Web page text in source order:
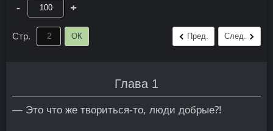
- +
Стр. ОК Пред. След.
Глава 1
— Это что же твориться-то, люди добрые⁈